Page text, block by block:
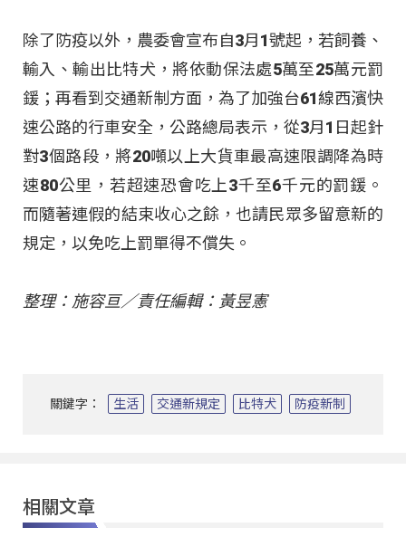
除了防疫以外，農委會宣布自3月1號起，若飼養、
輸入、輸出比特犬，將依動保法處5萬至25萬元罰
鍰；再看到交通新制方面，為了加強台61線西濱快
速公路的行車安全，公路總局表示，從3月1日起針
對3個路段，將20噸以上大貨車最高速限調降為時
速80公里，若超速恐會吃上3千至6千元的罰鍰。
而隨著連假的結束收心之餘，也請民眾多留意新的
規定，以免吃上罰單得不償失。
整理：施容亘／責任編輯：黃昱憲
關鍵字： 生活 交通新規定 比特犬 防疫新制
相關文章